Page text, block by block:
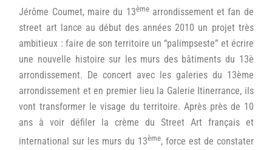
Jérôme Coumet, maire du 13èmearrondissement et fan de
street art lance au début des années 2010 un projet très
ambitieux : faire de son territoire un “palimpseste” et écrire
une nouvelle histoire sur les murs des bâtiments du 13è
arrondissement. De concert avec les galeries du 13ème
arrondissement et en premier lieu la Galerie Itinerrance, ils
vont transformer le visage du territoire. Après près de 10
ans à voir défiler la crème du Street Art français et
international sur les murs du 13ème, force est de constater